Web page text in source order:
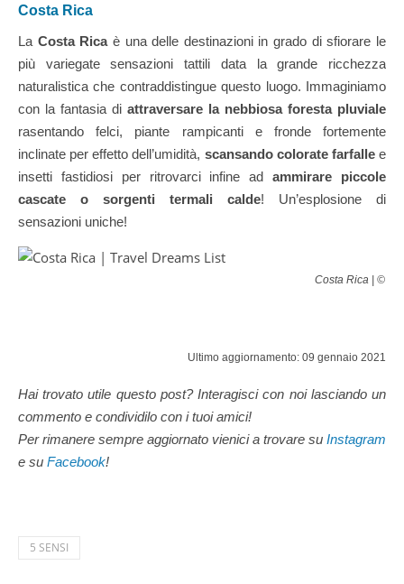
Costa Rica
La Costa Ricaè una delle destinazioni in grado di sfiorare le
più variegate sensazioni tattili data la grande ricchezza
naturalistica che contraddistingue questo luogo. Immaginiamo
con la fantasia di attraversare la nebbiosa foresta pluviale
rasentando felci, piante rampicanti e fronde fortemente
inclinate per effetto dell’umidità, scansando colorate farfallee
insetti fastidiosi per ritrovarci infine adammirare piccole
cascate o sorgenti termali calde! Un’esplosione di
sensazioni uniche!
Costa Rica | ©
Ultimo aggiornamento: 09 gennaio 2021
Hai trovato utile questo post? Interagisci con noi lasciando un
commento e condividilo con i tuoi amici!
Per rimanere sempre aggiornato vienici a trovare su Instagram
e su Facebook!
5 SENSI